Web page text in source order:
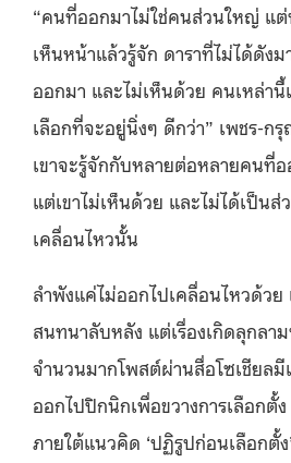
“คนที่ออกมาไม่ใช่คนส่วนใหญ่ แต่
เห็นหน้าแล้วรู้จัก ดาราที่ไม่ได้ดัง
ออกมา และไม่เห็นด้วย คนเหล่านี้
เลือกที่จะอยู่นิ่งๆ ดีกว่า” เพชร-
เขาจะรู้จักกับหลายต่อหลายคนที่
แต่เขาไม่เห็นด้วย และไม่ได้เป็น
เคลื่อนไหวนั้น
ลำพังแค่ไม่ออกไปเคลื่อนไหวด้วย
สนทนาลับหลัง แต่เรื่องเกิดลุกลา
จำนวนมากโพสต์ผ่านสื่อโซเชียลมี
ออกไปปิกนิกเพื่อขวางการเลือก
ภายใต้แนวคิด ‘ปฏิรูปก่อนเลือกตั้ง